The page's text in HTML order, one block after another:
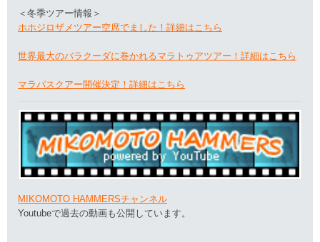
＜冬季ツアー情報＞
ホホジロザメツアー空席でました！詳細はこちら
世界最大のバラクーダに巻かれるマラトゥアツアー！詳細はこちら
マラパスクアー開催決定！詳細はこちら
MIKOMOTO HAMMERSチャンネル
Youtubeで過去の動画も公開しています。